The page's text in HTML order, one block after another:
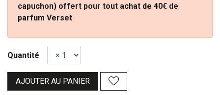
capuchon) offert pour tout achat de 40€ de
parfum Verset
Quantité
AJOUTER AU PANIER